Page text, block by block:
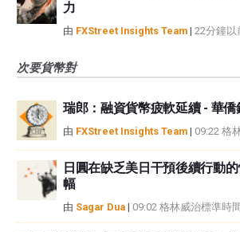
力
由 FXStreet Insights Team | 22分鐘以
次要貨幣對
瑞郎：融資貨幣疲軟延續 - 華僑
由 FXStreet Insights Team | 09:22 格
日圓在缺乏美日干預後續行動
幅
由 Sagar Dua | 09:02 格林威治標準時間